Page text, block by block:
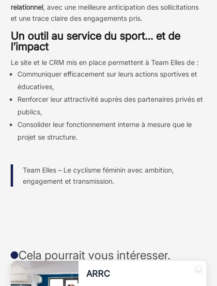
relationnel, avec une meilleure anticipation des sollicitations
et une trace claire des engagements pris.
Un outil au service du sport… et de
l’impact
Le site et le CRM mis en place permettent à Team Elles de :
Communiquer efficacement sur leurs actions sportives et
éducatives,
Renforcer leur attractivité auprès des partenaires privés et
publics,
Consolider leur fonctionnement interne à mesure que le
projet se structure.
Team Elles – Le cyclisme féminin avec ambition,
engagement et transmission.
Cela pourrait vous intéresser.
ARRC